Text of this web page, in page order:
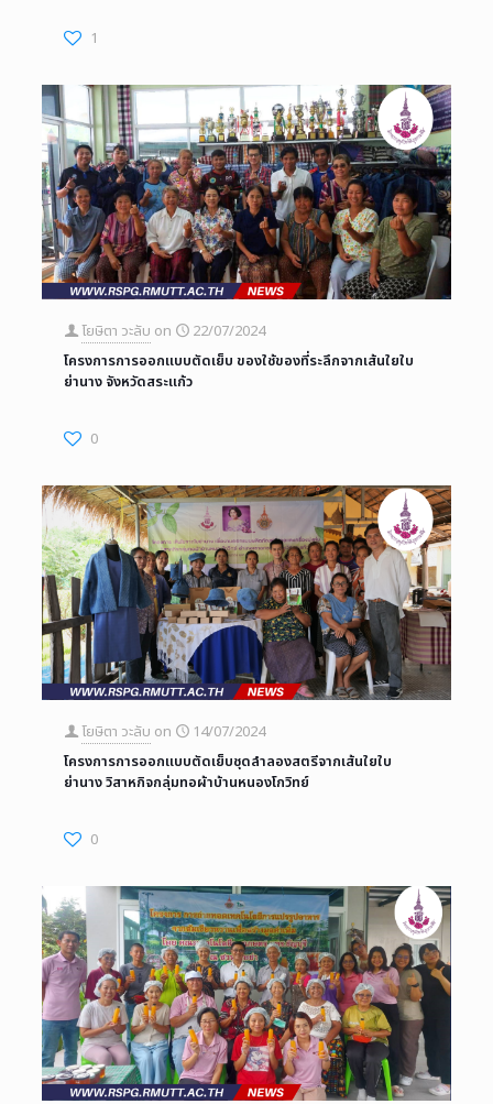
1
โยษิตา วะลับ on
22/07/2024
โครงการการออกแบบตัดเย็บ ของใช้ของที่ระลึกจากเส้นใยใบ
ย่านาง จังหวัดสระแก้ว
0
โยษิตา วะลับ on
14/07/2024
โครงการการออกแบบตัดเย็บชุดลำลองสตรีจากเส้นใยใบ
ย่านาง วิสาหกิจกลุ่มทอผ้าบ้านหนองโกวิทย์
0